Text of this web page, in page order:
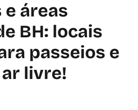
e áreas
BH: locais
passeios e
livre!